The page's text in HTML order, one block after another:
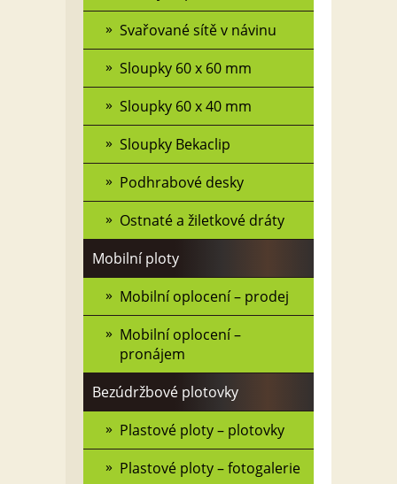
Svařované sítě v návinu
Sloupky 60 x 60 mm
Sloupky 60 x 40 mm
Sloupky Bekaclip
Podhrabové desky
Ostnaté a žiletkové dráty
Mobilní ploty
Mobilní oplocení – prodej
Mobilní oplocení –
pronájem
Bezúdržbové plotovky
Plastové ploty – plotovky
Plastové ploty – fotogalerie